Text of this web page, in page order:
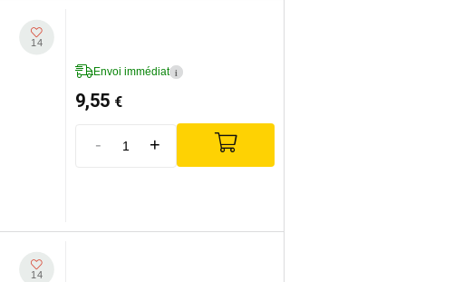
14
Envoi immédiat i
9,55 €
- +
14